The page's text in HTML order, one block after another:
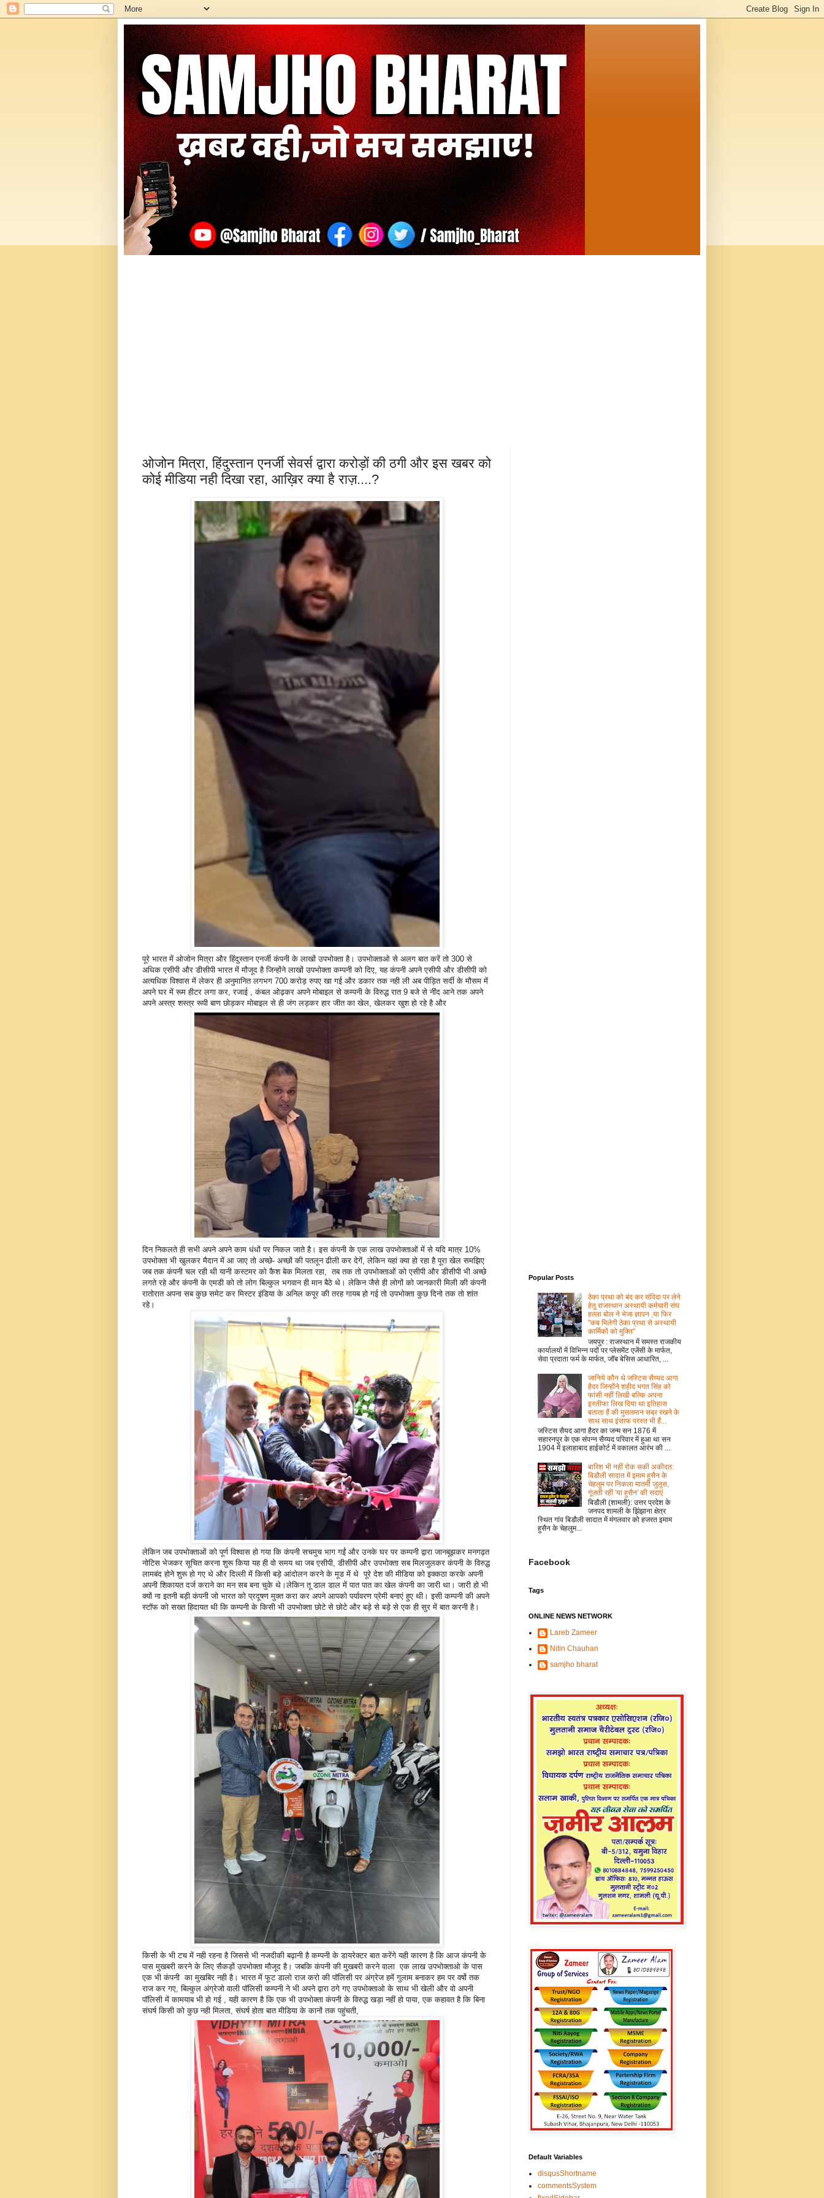
ओजोन मित्रा, हिंदुस्तान एनर्जी सेवर्स द्वारा करोड़ों की ठगी और इस खबर को
कोई मीडिया नही दिखा रहा, आख़िर क्या है राज़....?
पूरे भारत में ओजोन मित्रा और हिंदुस्तान एनर्जी कंपनी के लाखों उपभोक्ता है। उपभोक्ताओ से अलग बात करें तो 300 से
अधिक एसीपी और डीसीपी भारत में मौजूद है जिन्होंने लाखों उपभोक्ता कम्पनी को दिए, यह कंपनी अपने एसीपी और डीसीपी को
अत्यधिक विश्वास में लेकर ही अनुमानित लगभग 700 करोड़ रुपए खा गई और डकार तक नही ली अब पीड़ित सर्दी के मौसम में
अपने घर में रूम हीटर लगा कर, रजाई , कंबल ओढ़कर अपने मोबाइल से कम्पनी के विरुद्ध रात 9 बजे से नींद आने तक अपने
अपने अस्त्र शस्त्र रूपी बाण छोड़कर मोबाइल से ही जंग लड़कर हार जीत का खेल, खेलकर खुश हो रहे है और
दिन निकलते ही सभी अपने अपने काम धंधों पर निकल जाते है। इस कंपनी के एक लाख उपभोक्ताओं में से यदि मात्र 10%
उपभोक्ता भी खुलकर मैदान में आ जाए तो अच्छे- अच्छों की पतलून ढीली कर देगें, लेकिन यहां क्या हो रहा है पूरा खेल समझिए
जब तक कंपनी चल रही थी यानी कस्टमर को कैश बेक मिलता रहा, तब तक तो उपभोक्ताओं को एसीपी और डीसीपी भी अच्छे
लगते रहे और कंपनी के एमडी को तो लोग बिल्कुल भगवान ही मान बैठे थे। लेकिन जैसे ही लोगों को जानकारी मिली की कंपनी
रातोरात अपना सब कुछ समेट कर मिस्टर इंडिया के अनिल कपूर की तरह गायब हो गई तो उपभोक्ता कुछ दिनो तक तो शांत
रहे।
लेकिन जब उपभोक्ताओं को पूर्ण विश्वास हो गया कि कंपनी सचमुच भाग गईं और उनके घर पर कम्पनी द्वारा जानबूझकर मनगढ़त
नोटिस भेजकर सूचित करना शुरू किया यह ही वो समय था जब एसीपी, डीसीपी और उपभोक्ता सब मिलजुलकर कंपनी के विरुद्ध
लामबंद होने शुरू हो गए थे और दिल्ली में किसी बड़े आंदोलन करने के मूड में थे पूरे देश की मीडिया को इक्कठा करके अपनी
अपनी शिकायत दर्ज कराने का मन सब बना चुके थे।लेकिन तू डाल डाल में पात पात का खेल कंपनी का जारी था। जारी हो भी
क्यों ना इतनी बड़ी कंपनी जो भारत को प्रदूषण मुक्त करा कर अपने आपको पर्यावरण प्रेमी बनाएं हुए थी। इसी कम्पनी की अपने
स्टॉफ को सख्त हिदायत थी कि कम्पनी के किसी भी उपभोक्ता छोटे से छोटे और बड़े से बड़े से एक ही सुर में बात करनी है।
किसी के भी टच में नही रहना है जिससे भी नजदीकी बढ़ानी है कम्पनी के डायरेक्टर बात करेंगे यही कारण है कि आज कंपनी के
पास मुखबरी करने के लिए सैकड़ों उपभोक्ता मौजूद है। जबकि कंपनी की मुखबरी करने वाला एक लाख उपभोक्ताओ के पास
एक भी कंपनी का मुखबिर नही है। भारत में फूट डालो राज करो की पॉलिसी पर अंग्रेज हमें गुलाम बनाकर हम पर वर्षो तक
राज कर गए, बिल्कुल अंग्रेजो वाली पॉलिसी कम्पनी ने भी अपने द्वारा ठगे गए उपभोक्ताओ के साथ भी खेली और वो अपनी
पॉलिसी में कामयाब भी हो गई , यही कारण है कि एक भी उपभोक्ता कंपनी के विरुद्ध खड़ा नहीं हो पाया, एक कहावत है कि बिना
संघर्ष किसी को कुछ नही मिलता, संघर्ष होता बात मीडिया के कानों तक पहुंचती,
Popular Posts
ठेका प्रथा को बंद कर संविदा पर लेने
हेतु राजस्थान अस्थायी कर्मचारी संघ
हल्ला बोल ने भेजा ज्ञापन ,या फिर
"कब मिलेगी ठेका प्रथा से अस्थायी
कार्मिकों को मुक्ति"
जयपुर : राजस्थान में समस्त राजकीय
कार्यालयों में विभिन्न पदों पर प्लेसमेंट एजेंसी के मार्फत,
सेवा प्रदाता फर्म के मार्फत, जॉब बेसिस आधारित, ...
जानिये कौन थे जस्टिस सैय्यद आगा
हैदर जिन्होंने शहीद भगत सिंह को
फांसी नहीं लिखी बल्कि अपना
इस्तीफा लिख दिया था इतिहास
बताता हैं की मुसलमान सब्र रखने के
साथ साथ इंसाफ परस्त भी हैं...
जस्टिस सैयद आगा हैदर का जन्म सन 1876 में
सहारनपुर के एक संपन्न सैय्यद परिवार में हुआ था सन
1904 में इलाहाबाद हाईकोर्ट में वकालत आरंभ की ...
बारिश भी नहीं रोक सकी अकीदत:
बिडौली सादात में इमाम हुसैन के
चेहलुम पर निकला मातमी जुलूस,
गूंजती रहीं 'या हुसैन' की सदाएं
बिडौली (शामली): उत्तर प्रदेश के
जनपद शामली के झिंझाना क्षेत्र
स्थित गांव बिडौली सादात में मंगलवार को हजरत इमाम
हुसैन के चेहलुम...
Facebook
Tags
ONLINE NEWS NETWORK
Lareb Zameer
Nitin Chauhan
samjho bharat
Default Variables
disqusShortname
commentsSystem